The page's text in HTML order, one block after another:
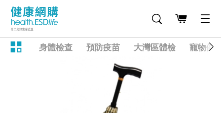
身體檢查 預防疫苗 大灣區體檢 寵物健